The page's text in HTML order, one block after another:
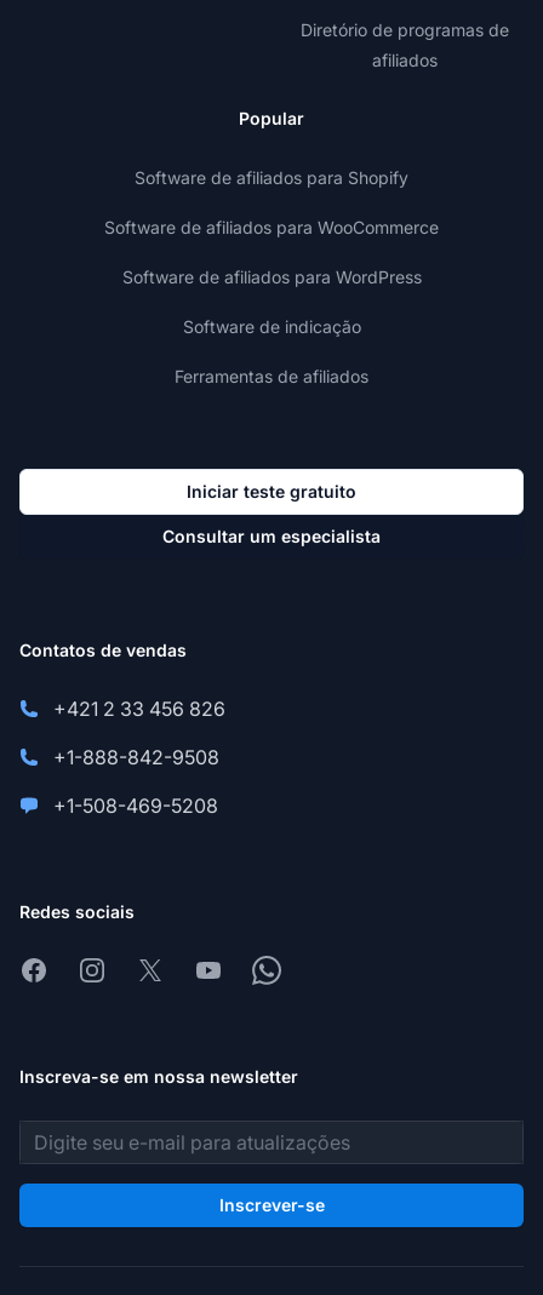
Diretório de programas de
afiliados
Popular
Software de afiliados para Shopify
Software de afiliados para WooCommerce
Software de afiliados para WordPress
Software de indicação
Ferramentas de afiliados
Iniciar teste gratuito
Consultar um especialista
Contatos de vendas
+421 2 33 456 826
+1-888-842-9508
+1-508-469-5208
Redes sociais
FacebookInstagram
X YoutubeWhatsapp
Inscreva-se em nossa newsletter
Endereço de e-mail
Inscrever-se